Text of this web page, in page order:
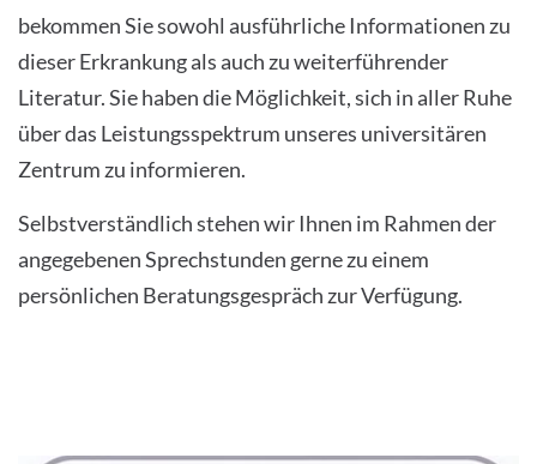
bekommen Sie sowohl ausführliche Informationen zu
dieser Erkrankung als auch zu weiterführender
Literatur. Sie haben die Möglichkeit, sich in aller Ruhe
über das Leistungsspektrum unseres universitären
Zentrum zu informieren.
Selbstverständlich stehen wir Ihnen im Rahmen der
angegebenen Sprechstunden gerne zu einem
persönlichen Beratungsgespräch zur Verfügung.